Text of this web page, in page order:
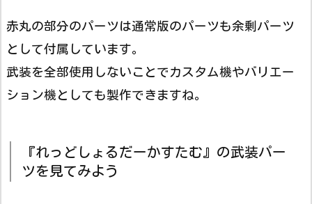
赤丸の部分のパーツは通常版のパーツも余剰パーツ
として付属しています。
武装を全部使用しないことでカスタム機やバリエー
ション機としても製作できますね。
『れっどしょるだーかすたむ』の武装パー
ツを見てみよう